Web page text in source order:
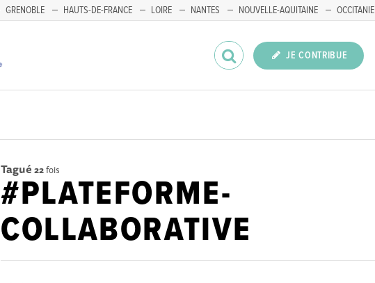
GRENOBLE HAUTS-DE-FRANCE LOIRE NANTES NOUVELLE-AQUITAINE OCCITANIE
JE CONTRIBUE
Tagué 22fois
#PLATEFORME-
COLLABORATIVE